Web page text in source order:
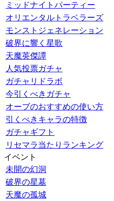
ミッドナイトパーティー
オリエンタルトラベラーズ
モンストジェネレーション
破界に響く星歌
天魔英傑譚
人気投票ガチャ
ガチャリドラボ
今引くべきガチャ
オーブのおすすめの使い方
引くべきキャラの特徴
ガチャギフト
リセマラ当たりランキング
イベント
未開の幻洞
破界の星墓
天魔の孤城